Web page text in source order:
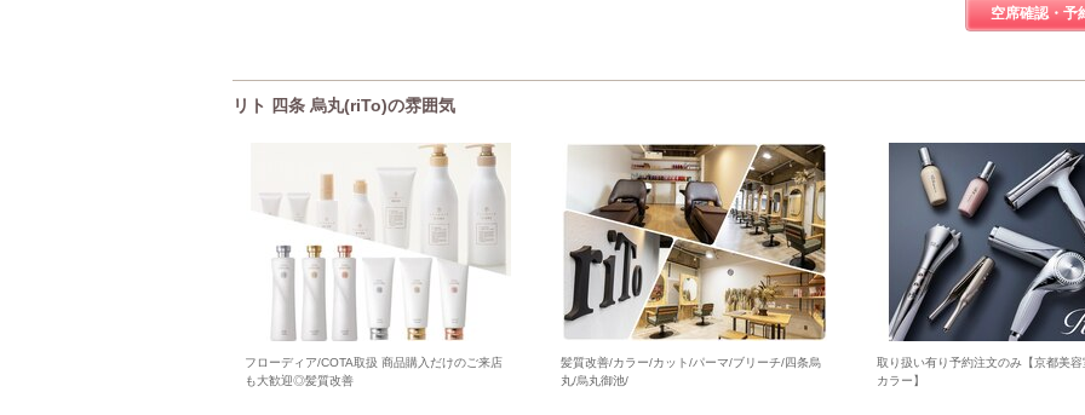
空席確認・予
リト 四条 烏丸(riTo)の雰囲気
フローディア/COTA取扱 商品購入だけのご来店
も大歓迎◎髪質改善
髪質改善/カラー/カット/パーマ/ブリーチ/四条烏
丸/烏丸御池/
取り扱い有り予約注文のみ【京都美
カラー】